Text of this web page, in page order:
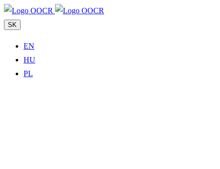
SK
EN
HU
PL